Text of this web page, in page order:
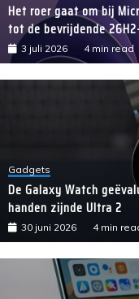
Het roer gaat om bij
tot de bevrijdende
3 juli 2026 4 min read
Gadgets
De Galaxy Watch
handen zijnde Ultra 2
30 juni 2026 4 min